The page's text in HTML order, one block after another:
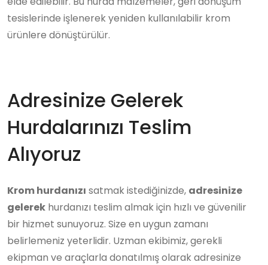
tesislerinde işlenerek yeniden kullanılabilir krom
ürünlere dönüştürülür.
Adresinize Gelerek
Hurdalarınızı Teslim
Alıyoruz
Krom hurdanızı satmak istediğinizde, adresinize
gelerek hurdanızı teslim almak için hızlı ve güvenilir
bir hizmet sunuyoruz. Size en uygun zamanı
belirlemeniz yeterlidir. Uzman ekibimiz, gerekli
ekipman ve araçlarla donatılmış olarak adresinize